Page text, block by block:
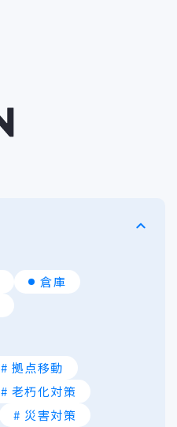
倉庫
# 拠点移動
# 老朽化対策
# 災害対策